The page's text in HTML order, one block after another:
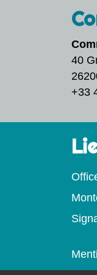
40
+33